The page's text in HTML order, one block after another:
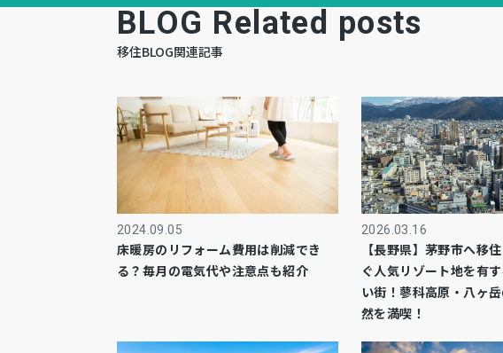
BLOG Related posts
移住BLOG関連記事
2024.09.05
床暖房のリフォーム費用は削減でき
る？毎月の電気代や注意点も紹介
2026.03.16
【長野県】茅野市へ移
ぐ人気リゾート地を有
い街！蓼科高原・八ヶ
然を満喫！